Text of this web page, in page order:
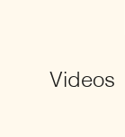
Videos